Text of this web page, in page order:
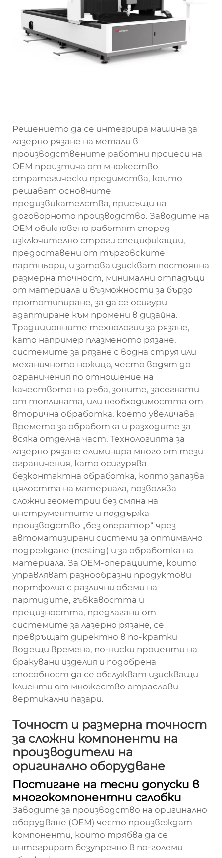
Решението да се интегрира машина за
лазерно рязане на метали в
производствените работни процеси на
OEM произтича от множество
стратегически предимства, които
решават основните
предизвикателства, присъщи на
договорното производство. Заводите на
OEM обикновено работят според
изключително строги спецификации,
предоставени от търговските
партньори, и затова изискват постоянна
размерна точност, минимални отпадъци
от материала и възможности за бързо
прототипиране, за да се осигури
адаптиране към промени в дизайна.
Традиционните технологии за рязане,
като например плазменото рязане,
системите за рязане с водна струя или
механичното ножица, често водят до
ограничения по отношение на
качеството на ръба, зоните, засегнати
от топлината, или необходимостта от
вторична обработка, което увеличава
времето за обработка и разходите за
всяка отделна част. Технологията за
лазерно рязане елиминира много от тези
ограничения, като осигурява
безконтактна обработка, която запазва
цялостта на материала, позволява
сложни геометрии без смяна на
инструментите и поддържа
производство „без оператор“ чрез
автоматизирани системи за оптимално
подреждане (nesting) и за обработка на
материала. За OEM-операциите, които
управляват разнообразни продуктови
портфолиа с различни обеми на
партидите, гъвкавостта и
прецизността, предлагани от
системите за лазерно рязане, се
превръщат директно в по-кратки
водещи времена, по-ниски проценти на
бракувани изделия и подобрена
способност да се обслужват изискващи
клиенти от множество отраслови
вертикални пазари.
Точност и размерна точност
за сложни компоненти на
производители на
оригинално оборудване
Постигане на тесни допуски в
многокомпонентни сглобки
Заводите за производство на оригинално
оборудване (OEM) често произвеждат
компоненти, които трябва да се
интегрират безупречно в по-големи